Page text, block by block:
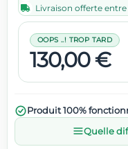
Livraison offerte entre
130,00 €
OOPS ..! TROP TARD
Produit 100%
Quelle